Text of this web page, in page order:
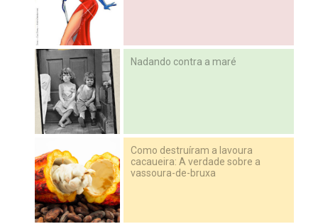
Nadando contra a maré
Como destruíram a lavoura
cacaueira: A verdade sobre a
vassoura-de-bruxa